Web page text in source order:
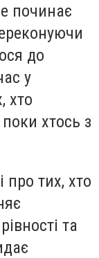
починає
до
у
хто
хтось з
про тих, хто
та